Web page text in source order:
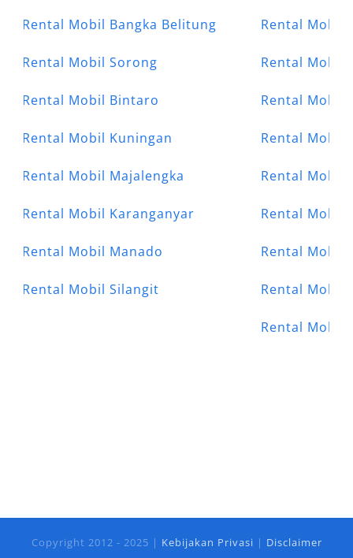
Rental Mobil Bangka Belitung
Rental Mobil Sorong
Rental Mobil Bintaro
Rental Mobil Kuningan
Rental Mobil Majalengka
Rental Mobil Karanganyar
Rental Mobil Manado
Rental Mobil Silangit
Rental Mobil
Rental Mobil
Rental Mobil
Rental Mobil
Rental Mobil
Rental Mobil
Rental Mobil
Rental Mobil
Rental Mobil
Copyright 2012 - 2025 | Kebijakan Privasi | Disclaimer